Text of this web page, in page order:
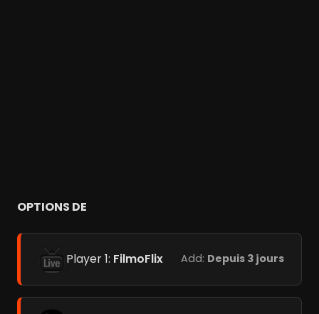
OPTIONS DE
Player 1: FilmoFlix Add: Depuis 3 jours